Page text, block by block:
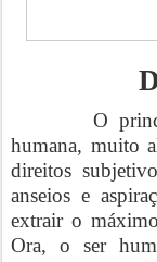
O
humana, muito
direitos
anseios e
extrair o
Ora, o ser